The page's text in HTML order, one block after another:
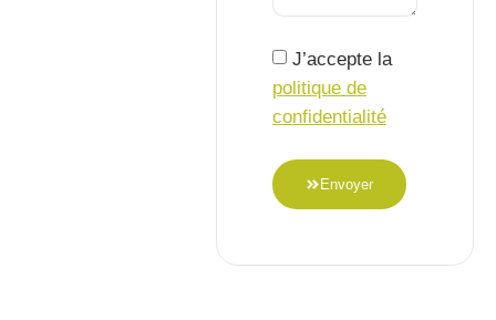
J’accepte la
politique de
confidentialité
Envoyer